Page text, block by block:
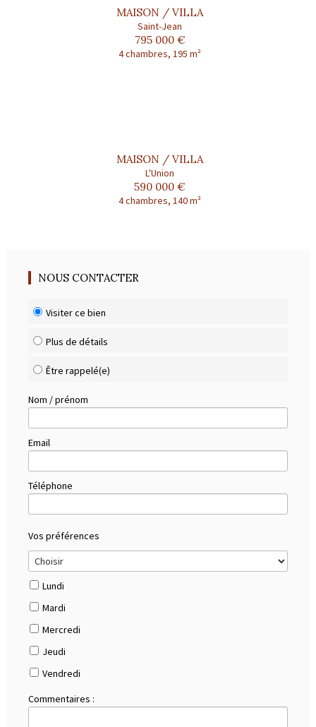
MAISON / VILLA
Saint-Jean
795 000 €
4 chambres, 195 m²
MAISON / VILLA
L'Union
590 000 €
4 chambres, 140 m²
NOUS CONTACTER
Visiter ce bien
Plus de détails
Être rappelé(e)
Nom / prénom
Email
Téléphone
Vos préférences
Lundi
Mardi
Mercredi
Jeudi
Vendredi
Commentaires :